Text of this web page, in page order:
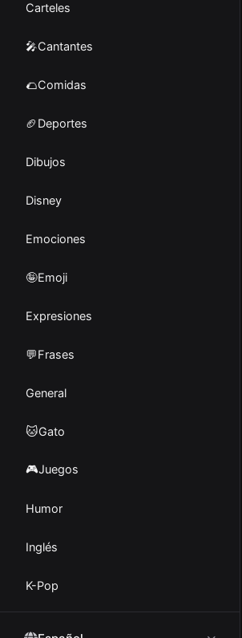
Carteles
🎤Cantantes
🌮Comidas
🏈Deportes
Dibujos
Disney
Emociones
🤪Emoji
Expresiones
💬Frases
General
🐱Gato
🎮Juegos
Humor
Inglés
K-Pop